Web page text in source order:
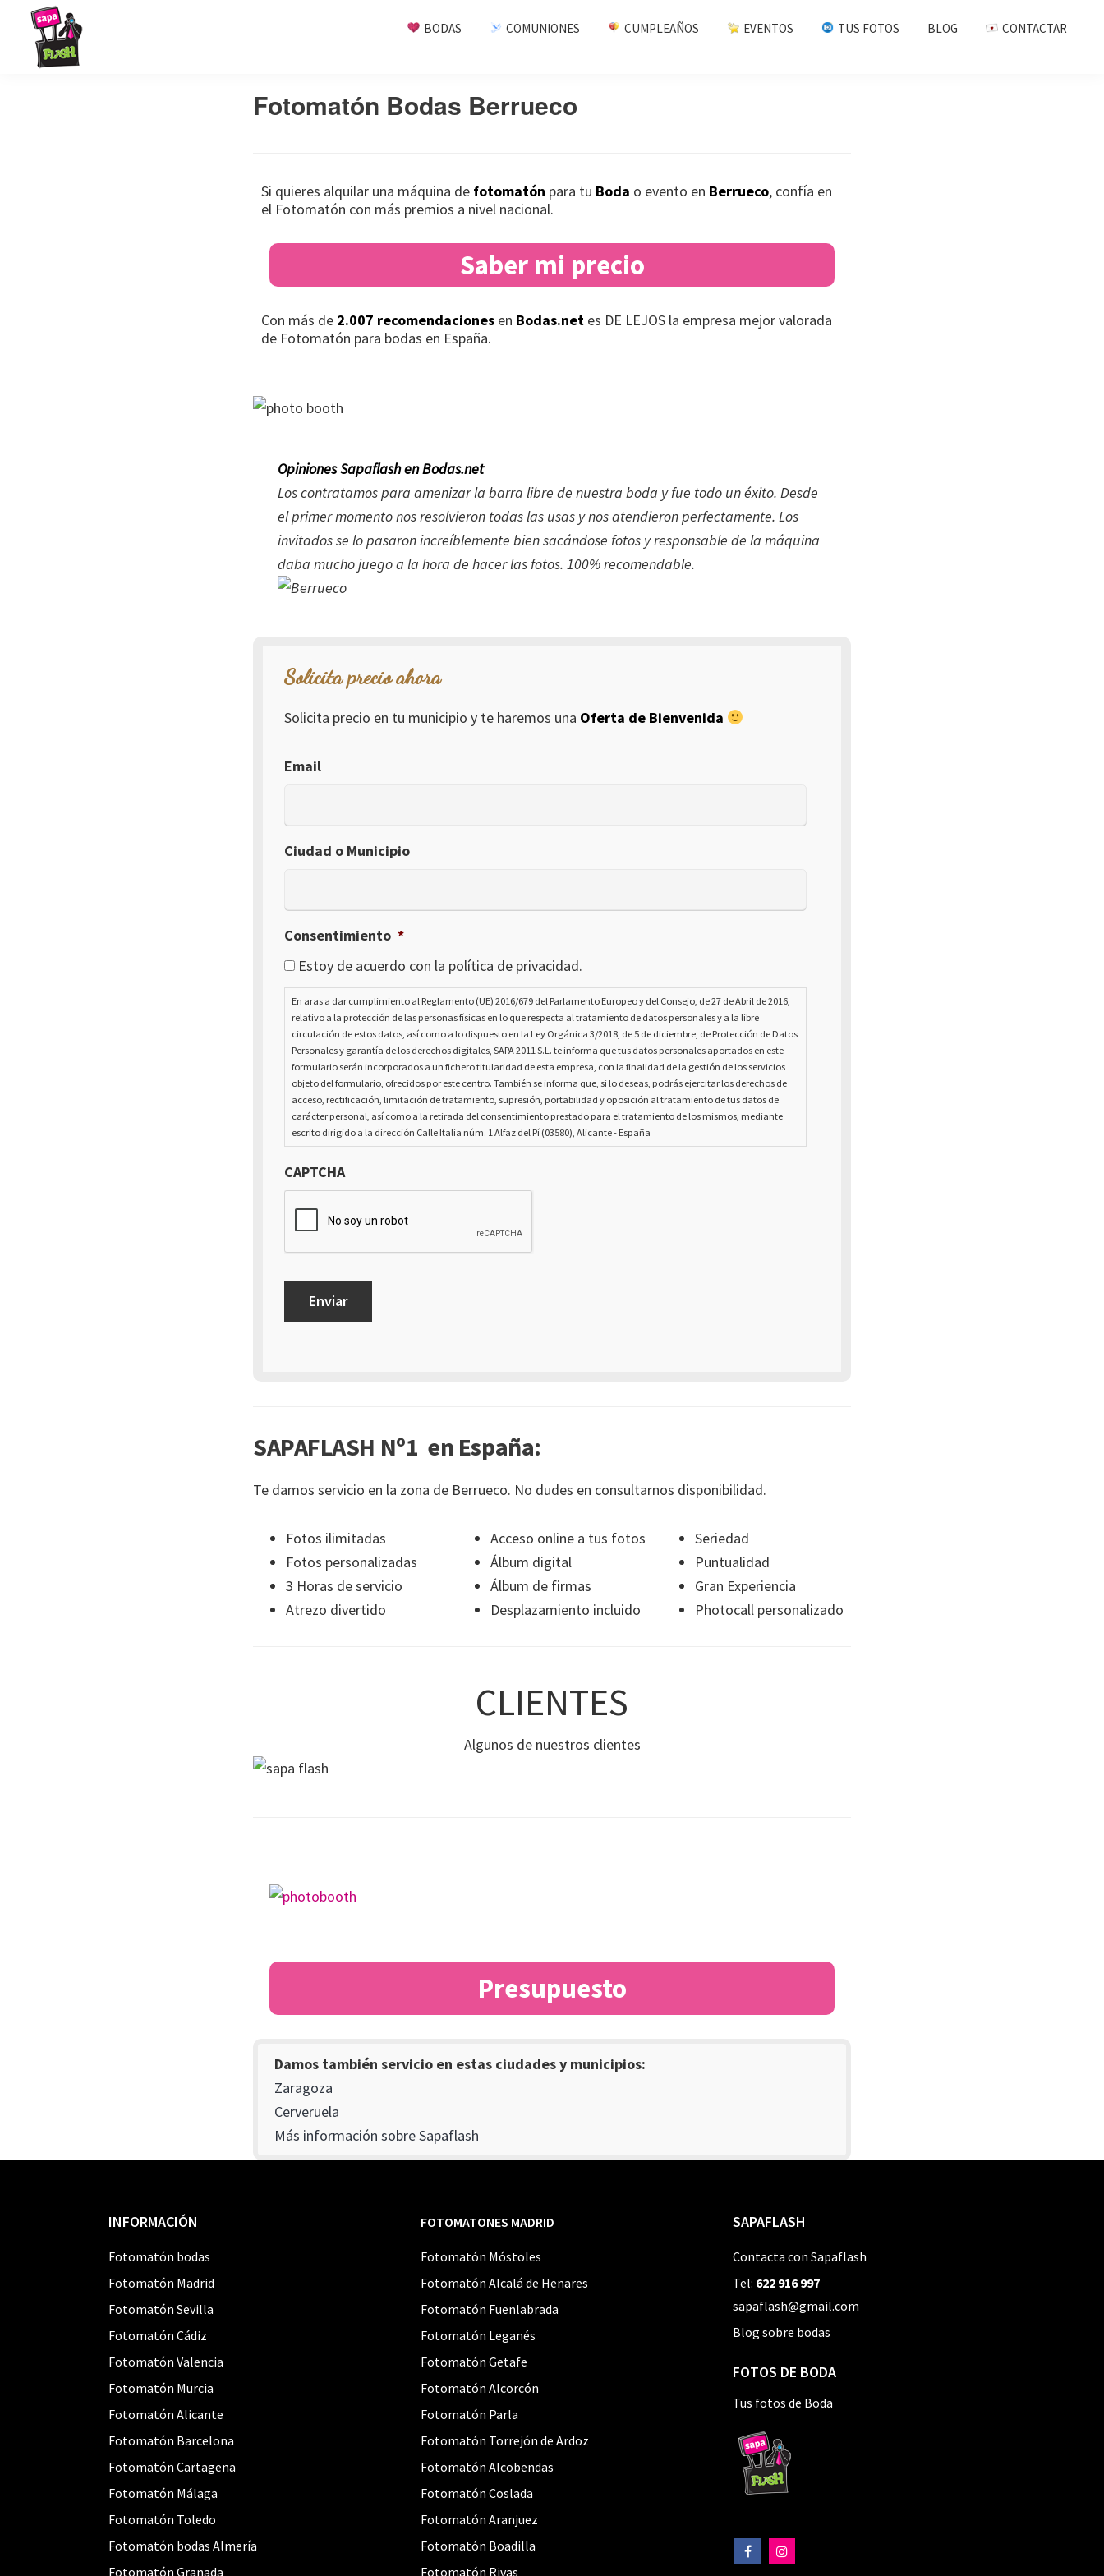
Saltar
Saltar
contenido
Saltar
BODAS COMUNIONES CUMPLEAÑOS EVENTOS TUS FOTOS BLOG CONTACTAR
Fotomatón Bodas Berrueco
Si quieres alquilar una máquina de fotomatón para tu Boda o evento en Berrueco, confía en
el Fotomatón con más premios a nivel nacional.
Saber mi precio
Con más de 2.007 recomendaciones en Bodas.net es DE LEJOS la empresa mejor valorada
de Fotomatón para bodas en España.
Opiniones Sapaflash en Bodas.net
Los contratamos para amenizar la barra libre de nuestra boda y fue todo un éxito. Desde
el primer momento nos resolvieron todas las usas y nos atendieron perfectamente. Los
invitados se lo pasaron increíblemente bien sacándose fotos y responsable de la máquina
daba mucho juego a la hora de hacer las fotos. 100% recomendable.
Solicita precio ahora
Solicita precio en tu municipio y te haremos una Oferta de Bienvenida
Email
Ciudad o Municipio
Consentimiento *
Estoy de acuerdo con la política de privacidad.
En aras a dar cumplimiento al Reglamento (UE) 2016/679 del Parlamento Europeo y del Consejo, de 27 de Abril de 2016,
relativo a la protección de las personas físicas en lo que respecta al tratamiento de datos personales y a la libre
circulación de estos datos, así como a lo dispuesto en la Ley Orgánica 3/2018, de 5 de diciembre, de Protección de Datos
Personales y garantía de los derechos digitales, SAPA 2011 S.L. te informa que tus datos personales aportados en este
formulario serán incorporados a un fichero titularidad de esta empresa, con la finalidad de la gestión de los servicios
objeto del formulario, ofrecidos por este centro. También se informa que, si lo deseas, podrás ejercitar los derechos de
acceso, rectificación, limitación de tratamiento, supresión, portabilidad y oposición al tratamiento de tus datos de
carácter personal, así como a la retirada del consentimiento prestado para el tratamiento de los mismos, mediante
escrito dirigido a la dirección Calle Italia núm. 1 Alfaz del Pí (03580), Alicante - España
CAPTCHA
SAPAFLASH Nº1 en España:
Te damos servicio en la zona de Berrueco. No dudes en consultarnos disponibilidad.
Fotos ilimitadas
Fotos personalizadas
3 Horas de servicio
Atrezo divertido
Acceso online a tus fotos
Álbum digital
Álbum de firmas
Desplazamiento incluido
Seriedad
Puntualidad
Gran Experiencia
Photocall personalizado
CLIENTES
Algunos de nuestros clientes
Presupuesto
Damos también servicio en estas ciudades y municipios:
Zaragoza
Cerveruela
Más información sobre Sapaflash
INFORMACIÓN
Fotomatón bodas
Fotomatón Madrid
Fotomatón Sevilla
Fotomatón Cádiz
Fotomatón Valencia
Fotomatón Murcia
Fotomatón Alicante
Fotomatón Barcelona
Fotomatón Cartagena
Fotomatón Málaga
Fotomatón Toledo
Fotomatón bodas Almería
Fotomatón Granada
FOTOMATONES MADRID
Fotomatón Móstoles
Fotomatón Alcalá de Henares
Fotomatón Fuenlabrada
Fotomatón Leganés
Fotomatón Getafe
Fotomatón Alcorcón
Fotomatón Parla
Fotomatón Torrejón de Ardoz
Fotomatón Alcobendas
Fotomatón Coslada
Fotomatón Aranjuez
Fotomatón Boadilla
Fotomatón Rivas
SAPAFLASH
Contacta con Sapaflash
Tel: 622 916 997
sapaflash@gmail.com
Blog sobre bodas
FOTOS DE BODA
Tus fotos de Boda